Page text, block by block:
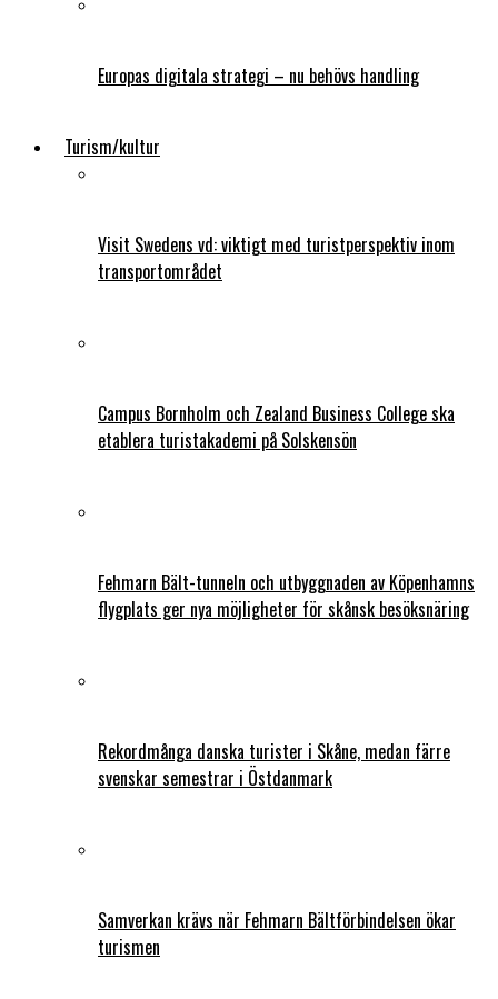
Europas digitala strategi – nu behövs handling
Turism/kultur
Visit Swedens vd: viktigt med turistperspektiv inom
transportområdet
Campus Bornholm och Zealand Business College ska
etablera turistakademi på Solskensön
Fehmarn Bält-tunneln och utbyggnaden av Köpenhamns
flygplats ger nya möjligheter för skånsk besöksnäring
Rekordmånga danska turister i Skåne, medan färre
svenskar semestrar i Östdanmark
Samverkan krävs när Fehmarn Bältförbindelsen ökar
turismen